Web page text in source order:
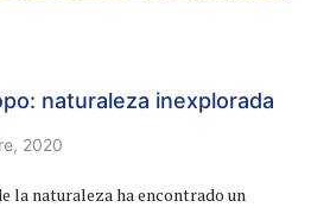
naturaleza inexplorada
2020
la naturaleza ha encontrado un